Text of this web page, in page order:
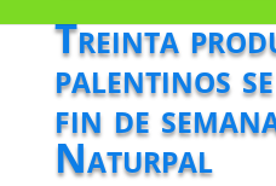
Treinta
palentinos
fin de
Naturpal